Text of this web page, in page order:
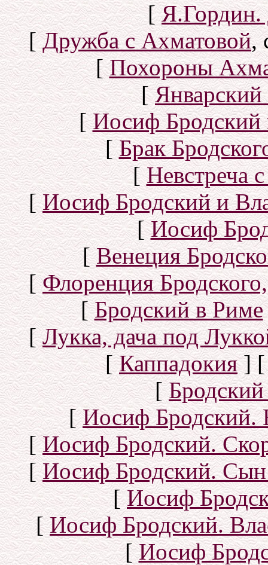
[Я.Гордин.
[Дружба с Ахматовой,
[Похороны
[Январский
[Иосиф Бродский
[Брак
[Невстреча
[Иосиф Бродский и
[Иосиф
[Венеция
[Флоренция
[Бродский в Риме
[Лукка, дача под
[Каппадокия]
[
[Иосиф Бродский.
[Иосиф Бродский.
[Иосиф Бродский.
[Иосиф
[Иосиф Бродский.
[Иосиф